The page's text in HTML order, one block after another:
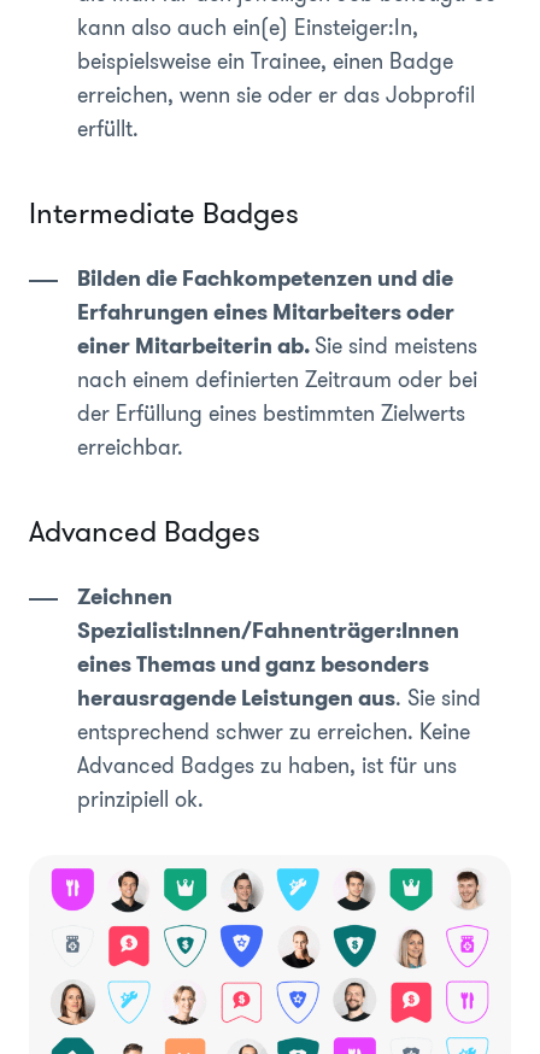
kann also auch ein(e) Einsteiger:In,
beispielsweise ein Trainee, einen Badge
erreichen, wenn sie oder er das Jobprofil
erfüllt.
Intermediate Badges
Bilden die Fachkompetenzen und die
Erfahrungen eines Mitarbeiters oder
einer Mitarbeiterin ab.Sie sind meistens
nach einem definierten Zeitraum oder bei
der Erfüllung eines bestimmten Zielwerts
erreichbar.
Advanced Badges
Zeichnen
Spezialist:Innen/Fahnenträger:Innen
eines Themas und ganz besonders
herausragende Leistungen aus. Sie sind
entsprechend schwer zu erreichen. Keine
Advanced Badges zu haben, ist für uns
prinzipiell ok.